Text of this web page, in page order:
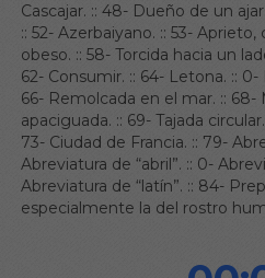
Cascajar. :: 48- Dueño de un ajar.
:: 52- Azerbaiyano. :: 53- Aprieto,
obeso. :: 58- Torcida hacia un
62- Consumir. :: 64- Letona. :: 0-
66- Remolcada en el mar. :: 68-
apaciguada. :: 69- Tajada circular.
73- Ciudad de Francia. :: 79-
Abreviatura de “abril”. :: 0-
Abreviatura de “latín”. :: 84-
especialmente la del rostro